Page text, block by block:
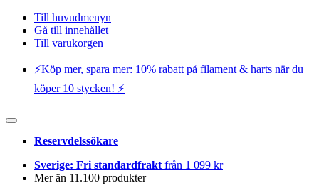
Till huvudmenyn
Gå till innehållet
Till varukorgen
⚡️Köp mer, spara mer: 10% rabatt på filament & harts när du
köper 10 stycken! ⚡️
Reservdelssökare
Sverige: Fri standardfrakt från 1 099 kr
Mer än 11.100 produkter